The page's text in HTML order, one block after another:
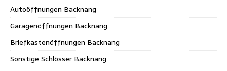
Autoöffnungen Backnang
Garagenöffnungen Backnang
Briefkastenöffnungen Backnang
Sonstige Schlösser Backnang